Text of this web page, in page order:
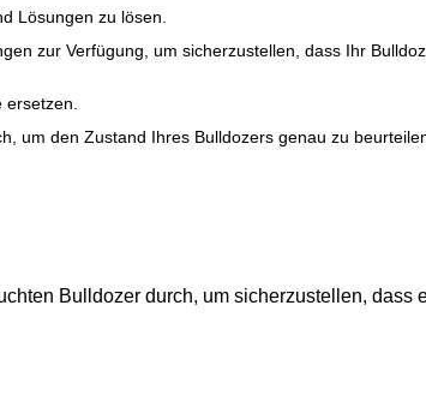
Lösungen zu lösen.
zur Verfügung, um sicherzustellen, dass Ihr
um den Zustand Ihres Bulldozers genau zu
Bulldozer durch, um sicherzustellen, dass